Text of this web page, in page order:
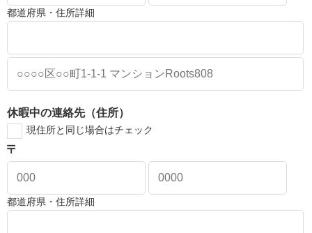
都道府県・住所詳細
休暇中の連絡先（住所）
現住所と同じ場合はチェック
都道府県・住所詳細